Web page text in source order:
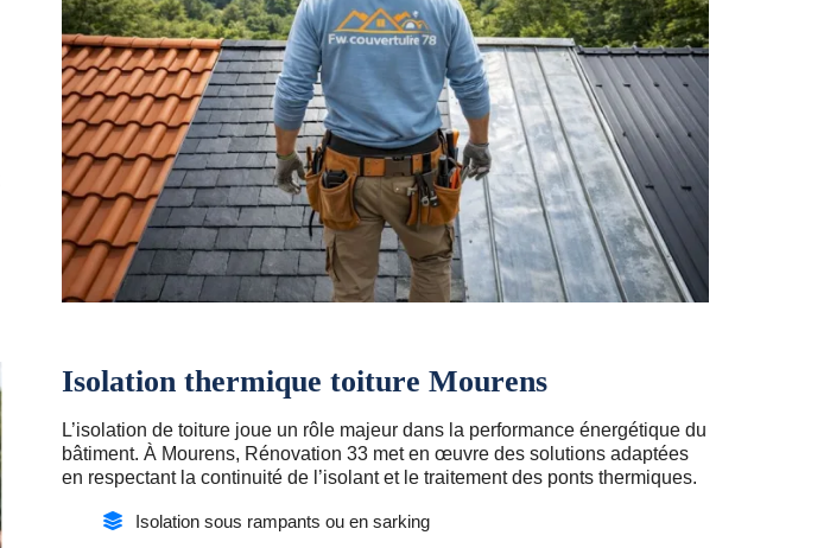
Isolation thermique toiture Mourens
L’isolation de toiture joue un rôle majeur dans la performance énergétique du
bâtiment. À Mourens, Rénovation 33 met en œuvre des solutions adaptées
en respectant la continuité de l’isolant et le traitement des ponts thermiques.
Isolation sous rampants ou en sarking